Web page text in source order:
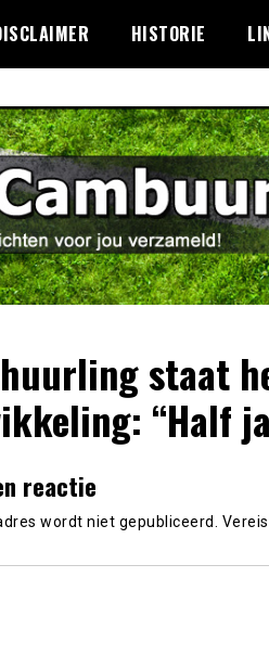
HISTORIE
huurling staat
“Half
reactie
wordt niet gepubliceerd.